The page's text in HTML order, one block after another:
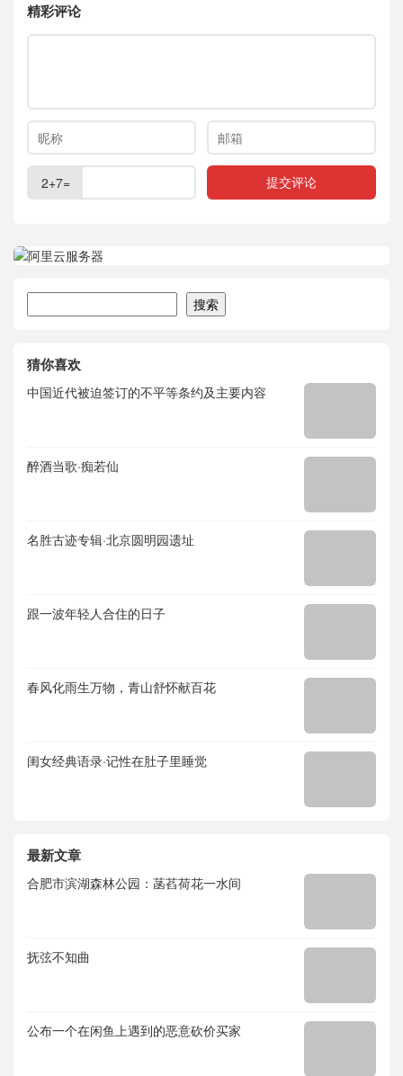
精彩评论
2+7=
搜索
猜你喜欢
中国近代被迫签订的不平等条约及主要内容
醉酒当歌·痴若仙
名胜古迹专辑·北京圆明园遗址
跟一波年轻人合住的日子
春风化雨生万物，青山舒怀献百花
闺女经典语录·记性在肚子里睡觉
最新文章
合肥市滨湖森林公园：菡萏荷花一水间
抚弦不知曲
公布一个在闲鱼上遇到的恶意砍价买家